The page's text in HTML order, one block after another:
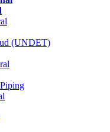
(UNDET)